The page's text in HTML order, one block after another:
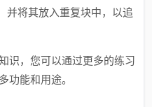
并将其放入重复块中，以追
识，您可以通过更多的练习
功能和用途。